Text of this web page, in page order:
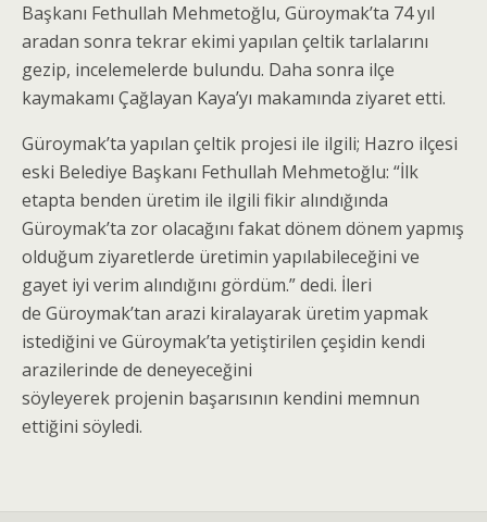
Başkanı Fethullah Mehmetoğlu, Güroymak’ta 74 yıl
aradan sonra tekrar ekimi yapılan çeltik tarlalarını
gezip, incelemelerde bulundu. Daha sonra ilçe
kaymakamı Çağlayan Kaya’yı makamında ziyaret etti.
Güroymak’ta yapılan çeltik projesi ile ilgili; Hazro ilçesi
eski Belediye Başkanı Fethullah Mehmetoğlu: “İlk
etapta benden üretim ile ilgili fikir alındığında
Güroymak’ta zor olacağını fakat dönem dönem yapmış
olduğum ziyaretlerde üretimin yapılabileceğini ve
gayet iyi verim alındığını gördüm.” dedi. İleri
de Güroymak’tan arazi kiralayarak üretim yapmak
istediğini ve Güroymak’ta yetiştirilen çeşidin kendi
arazilerinde de deneyeceğini
söyleyerek projenin başarısının kendini memnun
ettiğini söyledi.